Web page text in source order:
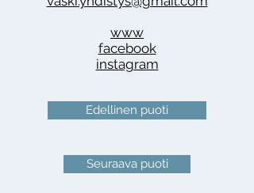
www
facebook
instagram
Edellinen puoti
Seuraava puoti